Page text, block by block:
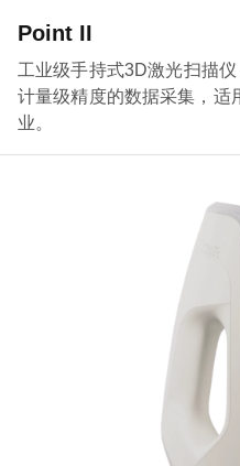
Point II
工业级手持式3D激光扫描
计量级精度的数据采集，适
业。